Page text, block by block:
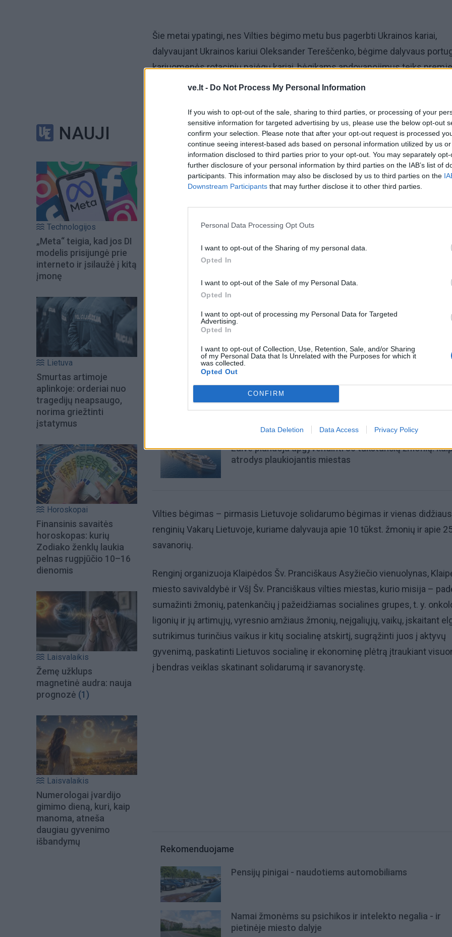
ve.lt - Do Not Process My Personal Information
If you wish to opt-out of the sale, sharing to third parties, or processing of your
sensitive information for targeted advertising by us, please use the below opt-out
confirm your selection. Please note that after your opt-out request is processed
continue seeing interest-based ads based on personal information utilized by us
information disclosed to third parties prior to your opt-out. You may separately
further disclosure of your personal information by third parties on the IAB’s list of
participants. This information may also be disclosed by us to third parties on the
Downstream Participants that may further disclose it to other third parties.
Personal Data Processing Opt Outs
I want to opt-out of the Sharing of my personal data.
Opted In
I want to opt-out of the Sale of my Personal Data.
Opted In
I want to opt-out of processing my Personal Data for Targeted
Advertising.
Opted In
I want to opt-out of Collection, Use, Retention, Sale, and/or Sharing
of my Personal Data that Is Unrelated with the Purposes for which it
was collected.
Opted Out
CONFIRM
Data Deletion Data Access Privacy Policy
NAUJI
Technologijos
„Meta“ teigia, kad jos DI
modelis prisijungė prie
interneto ir įsilaužė į kitą
įmonę
Lietuva
Smurtas artimoje
aplinkoje: orderiai nuo
tragedijų neapsaugo,
norima griežtinti
įstatymus
Horoskopai
Finansinis savaitės
horoskopas: kurių
Zodiako ženklų laukia
pelnas rugpjūčio 10–16
dienomis
Laisvalaikis
Žemę užklups
magnetinė audra: nauja
prognozė (1)
Laisvalaikis
Numerologai įvardijo
gimimo dieną, kuri, kaip
manoma, atneša
daugiau gyvenimo
išbandymų
Šie metai ypatingi, nes Vilties bėgimo metu bus pagerbti Ukrainos kariai,
dalyvaujant Ukrainos kariui Oleksander Tereščenko, bėgime dalyvaus
kariuomenės rotacinių pajėgų kariai, bėgikams apdovanojimus teiks
Ingrida Šimonytė, gros Karinių jūrų pajėgų orkestras.
Renginio metu premjerė I. Šimonytė apdovanos ilgamečius Vilties bėgimo
savanorius,o Klaipėdos miesto meras Arvydas Vaitkus įteiks padėkas
didžiausioms įstaigoms ir bendruomenėms, kurios sutelkia šimtais savo
dalyvauti kasmetiniame bėgime.
Klaipėdos miesto meras įsteigė Mero taurę estafetinio bėgimo, skirto
Tualetinis popierius traukiasi į praeitį: kuo jį pakeis
Laive planuoja apgyvendinti 80 tūkstančių žmonių:
atrodys plaukiojantis miestas
Vilties bėgimas – pirmasis Lietuvoje solidarumo bėgimas ir vienas
renginių Vakarų Lietuvoje, kuriame dalyvauja apie 10 tūkst. žmonių ir apie
savanorių.
Renginį organizuoja Klaipėdos Šv. Pranciškaus Asyžiečio vienuolynas,
miesto savivaldybė ir VšĮ Šv. Pranciškaus vilties miestas, kurio misija –
sumažinti žmonių, patenkančių į pažeidžiamas socialines grupes, t. y.
ligonių ir jų artimųjų, vyresnio amžiaus žmonių, neįgaliųjų, vaikų, įskaitant
sutrikimus turinčius vaikus ir kitų socialinę atskirtį, sugrąžinti juos į aktyvų
gyvenimą, paskatinti Lietuvos socialinę ir ekonominę plėtrą įtraukiant
į bendras veiklas skatinant solidarumą ir savanorystę.
Rekomenduojame
Pensijų pinigai - naudotiems automobiliams
Namai žmonėms su psichikos ir intelekto negalia - ir
pietinėje miesto dalyje